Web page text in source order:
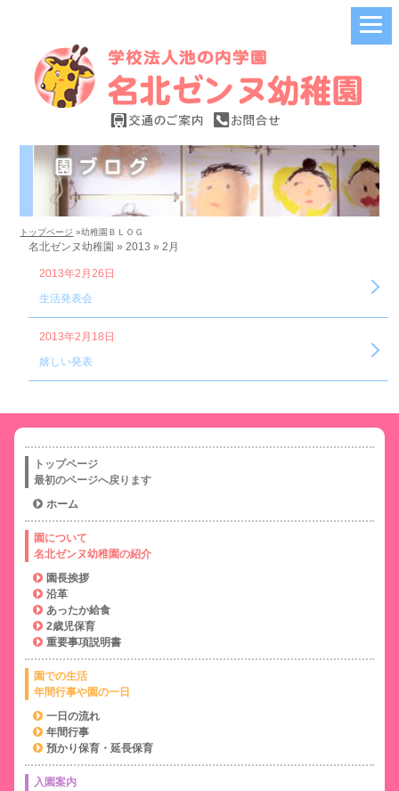
トップページ »幼稚園ＢＬＯＧ
名北ゼンヌ幼稚園 » 2013 » 2月
生活発表会
2013年2月26日
嬉しい発表
2013年2月18日
トップページ
最初のページへ戻ります
ホーム
園について
名北ゼンヌ幼稚園の紹介
園長挨拶
沿革
あったか給食
2歳児保育
重要事項説明書
園での生活
年間行事や園の一日
一日の流れ
年間行事
預かり保育・延長保育
入園案内